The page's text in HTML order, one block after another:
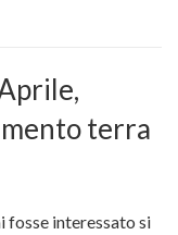
terra
fosse interessato si